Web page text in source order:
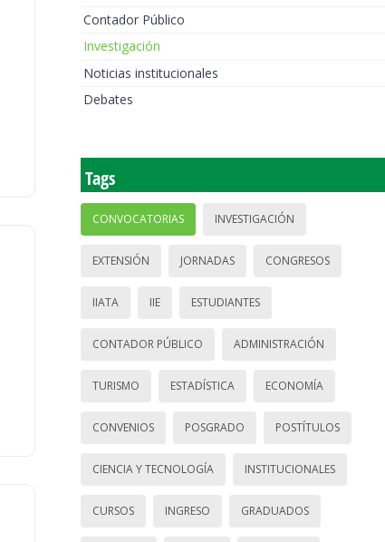
Contador Público
Investigación
Noticias institucionales
Debates
Tags
CONVOCATORIAS INVESTIGACIÓN
EXTENSIÓN JORNADAS CONGRESOS
IIATA IIE ESTUDIANTES
CONTADOR PÚBLICO ADMINISTRACIÓN
TURISMO ESTADÍSTICA ECONOMÍA
CONVENIOS POSGRADO POSTÍTULOS
CIENCIA Y TECNOLOGÍA INSTITUCIONALES
CURSOS INGRESO GRADUADOS